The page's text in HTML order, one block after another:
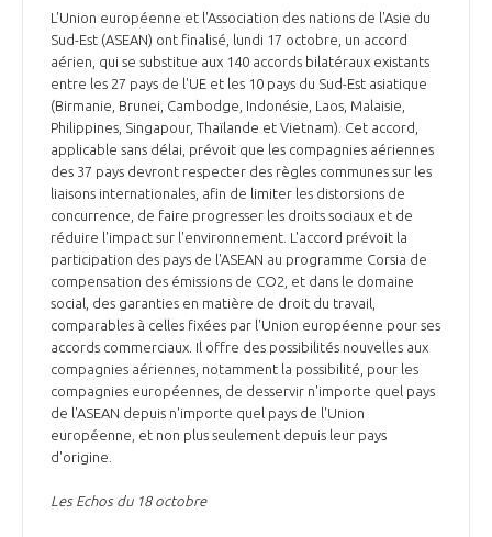
L'Union européenne et l'Association des nations de l'Asie du
Sud-Est (ASEAN) ont finalisé, lundi 17 octobre, un accord
aérien, qui se substitue aux 140 accords bilatéraux existants
entre les 27 pays de l'UE et les 10 pays du Sud-Est asiatique
(Birmanie, Brunei, Cambodge, Indonésie, Laos, Malaisie,
Philippines, Singapour, Thaïlande et Vietnam). Cet accord,
applicable sans délai, prévoit que les compagnies aériennes
des 37 pays devront respecter des règles communes sur les
liaisons internationales, afin de limiter les distorsions de
concurrence, de faire progresser les droits sociaux et de
réduire l'impact sur l'environnement. L'accord prévoit la
participation des pays de l'ASEAN au programme Corsia de
compensation des émissions de CO2, et dans le domaine
social, des garanties en matière de droit du travail,
comparables à celles fixées par l'Union européenne pour ses
accords commerciaux. Il offre des possibilités nouvelles aux
compagnies aériennes, notamment la possibilité, pour les
compagnies européennes, de desservir n'importe quel pays
de l'ASEAN depuis n'importe quel pays de l'Union
européenne, et non plus seulement depuis leur pays
d'origine.
Les Echos du 18 octobre